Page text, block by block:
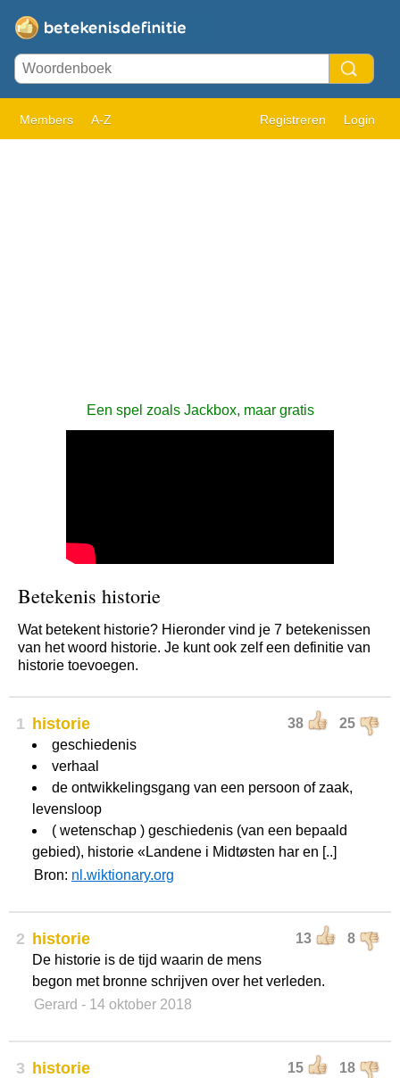
Members A-Z Registreren Login
Een spel zoals Jackbox, maar gratis
Betekenis historie
Wat betekent historie? Hieronder vind je 7 betekenissen
van het woord historie. Je kunt ook zelf een definitie van
historie toevoegen.
1 38 25
historie
geschiedenis
verhaal
de ontwikkelingsgang van een persoon of zaak,
levensloop
( wetenschap ) geschiedenis (van een bepaald
gebied), historie «Landene i Midtøsten har en [..]
Bron: nl.wiktionary.org
2 13 8
historie
De historie is de tijd waarin de mens
begon met bronne schrijven over het verleden.
Gerard - 14 oktober 2018
3 15 18
historie